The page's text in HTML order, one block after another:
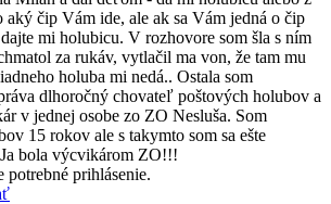
čip Vám ide, ale ak sa Vám jedná o čip
mi holubicu. V rozhovore som šla s ním
za rukáv, vytlačil ma von, že tam mu
holuba mi nedá.. Ostala som
dlhoročný chovateľ poštových holubov a
v jednej osobe zo ZO Nesluša. Som
15 rokov ale s takymto som sa ešte
bola výcvikárom ZO!!!
prihlásenie.